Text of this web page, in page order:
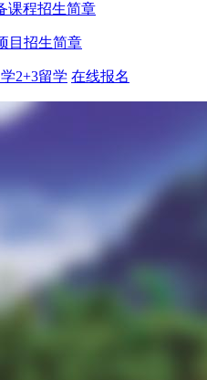
课程招生简章
目招生简章
2+3留学 在线报名